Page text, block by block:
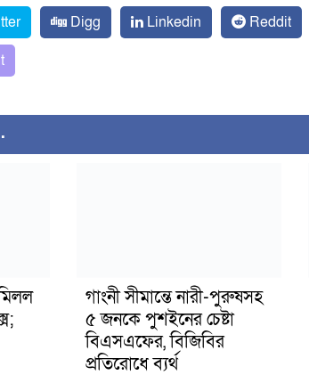
Digg Linkedin Reddit
গাংনী সীমান্তে নারী-পুরুষসহ
৫ জনকে পুশইনের চেষ্টা
বিএসএফের, বিজিবির
প্রতিরোধে ব্যর্থ